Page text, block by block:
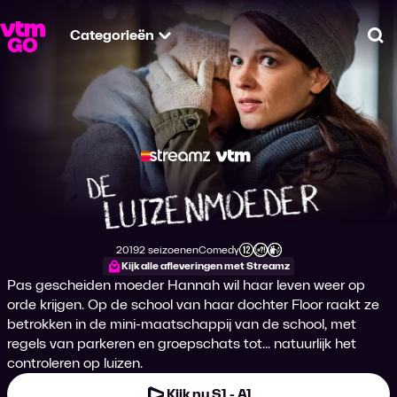
Categorieën
De Luizenmoeder
Productiejaar
20192 seizoenen
Genre
Comedy
Leeftijdsclassificatie
Kijk alle afleveringen met Streamz
Pas gescheiden moeder Hannah wil haar leven weer op
orde krijgen. Op de school van haar dochter Floor raakt ze
betrokken in de mini-maatschappij van de school, met
regels van parkeren en groepschats tot... natuurlijk het
controleren op luizen.
Kijk nu S1 - A1